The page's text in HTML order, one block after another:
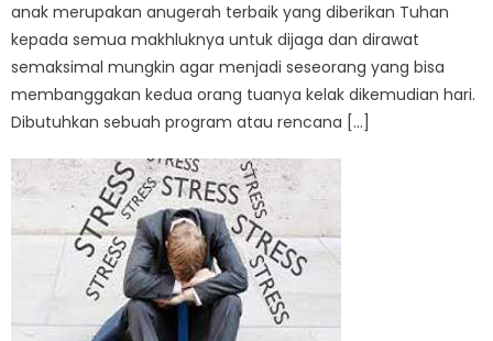
anak merupakan anugerah terbaik yang diberikan Tuhan
kepada semua makhluknya untuk dijaga dan dirawat
semaksimal mungkin agar menjadi seseorang yang bisa
membanggakan kedua orang tuanya kelak dikemudian hari.
Dibutuhkan sebuah program atau rencana […]